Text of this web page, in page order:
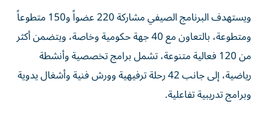
ويستهدف البرنامج الصيفي مشاركة 220 عضواً و150 متطوعاً
ومتطوعة، بالتعاون مع 40 جهة حكومية وخاصة، ويتضمن أكثر
من 120 فعالية متنوعة، تشمل برامج تخصصية وأنشطة
رياضية، إلى جانب 42 رحلة ترفيهية وورش فنية وأشغال يدوية
وبرامج تدريبية تفاعلية.